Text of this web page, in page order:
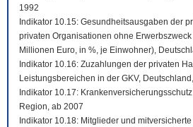
1992
Indikator 10.15: Gesundheitsausgaben der
privaten Organisationen ohne
Millionen Euro, in %, je Einwohner),
Indikator 10.16: Zuzahlungen der privaten
Leistungsbereichen in der GKV,
Indikator 10.17:
Region, ab 2007
Indikator 10.18: Mitglieder und